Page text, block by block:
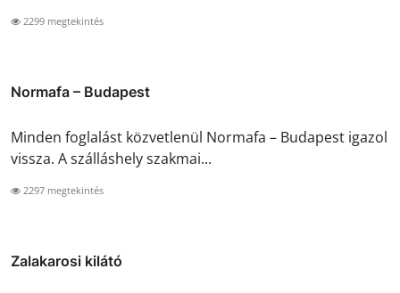
2299 megtekintés
Normafa – Budapest
Minden foglalást közvetlenül Normafa – Budapest igazol
vissza. A szálláshely szakmai...
2297 megtekintés
Zalakarosi kilátó